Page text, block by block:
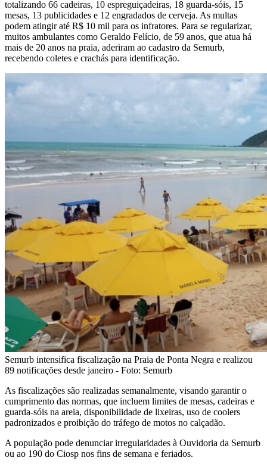
totalizando 66 cadeiras, 10 espreguiçadeiras, 18 guarda-sóis, 15
mesas, 13 publicidades e 12 engradados de cerveja. As multas
podem atingir até R$ 10 mil para os infratores. Para se regularizar,
muitos ambulantes como Geraldo Felício, de 59 anos, que atua há
mais de 20 anos na praia, aderiram ao cadastro da Semurb,
recebendo coletes e crachás para identificação.
Semurb intensifica fiscalização na Praia de Ponta Negra e realizou
89 notificações desde janeiro - Foto: Semurb
As fiscalizações são realizadas semanalmente, visando garantir o
cumprimento das normas, que incluem limites de mesas, cadeiras e
guarda-sóis na areia, disponibilidade de lixeiras, uso de coolers
padronizados e proibição do tráfego de motos no calçadão.
A população pode denunciar irregularidades à Ouvidoria da Semurb
ou ao 190 do Ciosp nos fins de semana e feriados.